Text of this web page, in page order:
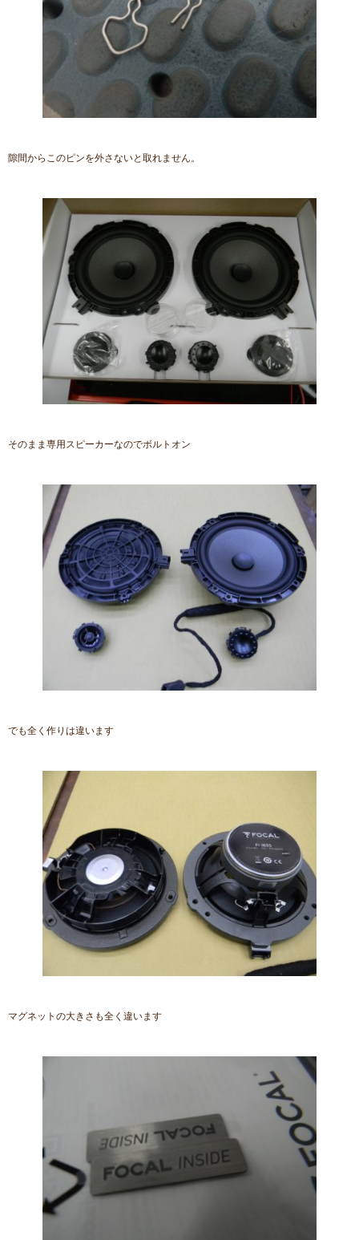
隙間からこのピンを外さないと取れません。
そのまま専用スピーカーなのでボルトオン
でも全く作りは違います
マグネットの大きさも全く違います